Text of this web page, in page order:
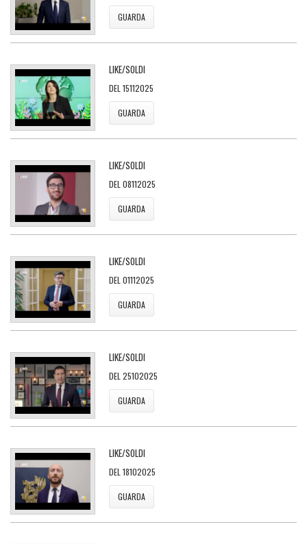
GUARDA
LIKE/SOLDI
DEL 15112025
GUARDA
LIKE/SOLDI
DEL 08112025
GUARDA
LIKE/SOLDI
DEL 01112025
GUARDA
LIKE/SOLDI
DEL 25102025
GUARDA
LIKE/SOLDI
DEL 18102025
GUARDA